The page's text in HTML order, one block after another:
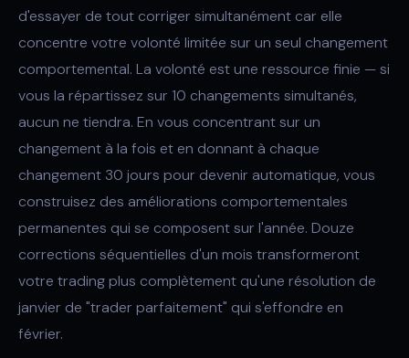
d'essayer de tout corriger simultanément car elle
concentre votre volonté limitée sur un seul changement
comportemental. La volonté est une ressource finie — si
vous la répartissez sur 10 changements simultanés,
aucun ne tiendra. En vous concentrant sur un
changement à la fois et en donnant à chaque
changement 30 jours pour devenir automatique, vous
construisez des améliorations comportementales
permanentes qui se composent sur l'année. Douze
corrections séquentielles d'un mois transformeront
votre trading plus complètement qu'une résolution de
janvier de "trader parfaitement" qui s'effondre en
février.